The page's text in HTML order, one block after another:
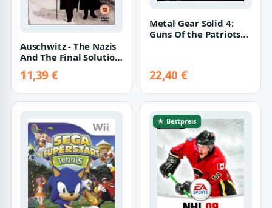
Auschwitz - The Nazis
And The Final Solution
[UK Import] [2 DVDs]
11,39 €
Metal Gear Solid 4:
Guns Of the Patriots
22,40 €
★ Bestpreis